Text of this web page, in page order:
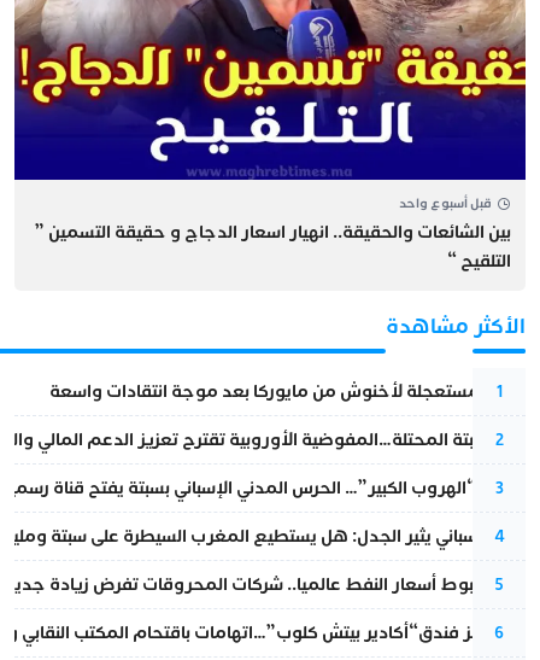
قبل أسبوع واحد
بين الشائعات والحقيقة.. انهيار اسعار الدجاج و حقيقة التسمين ”
التلقيح “
الأكثر مشاهدة
1
عودة مستعجلة لأخنوش من مايوركا بعد موجة انتقادات واسعة
2
أزمة سبتة المحتلة…المفوضية الأوروبية تقترح تعزيز الدعم المالي
3
عملية “الهروب الكبير”… الحرس المدني الإسباني بسبتة يفتح قناة
4
تقرير إسباني يثير الجدل: هل يستطيع المغرب السيطرة على سبتة
5
رغم هبوط أسعار النفط عالميا.. شركات المحروقات تفرض زيادة
6
أزمة تهز فندق“أكادير بيتش كلوب”…اتهامات باقتحام المكتب النقابي